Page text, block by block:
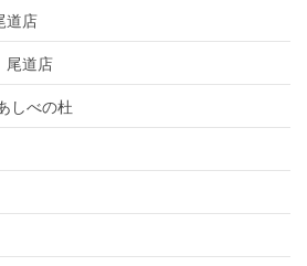
道店
尾道店
しべの杜